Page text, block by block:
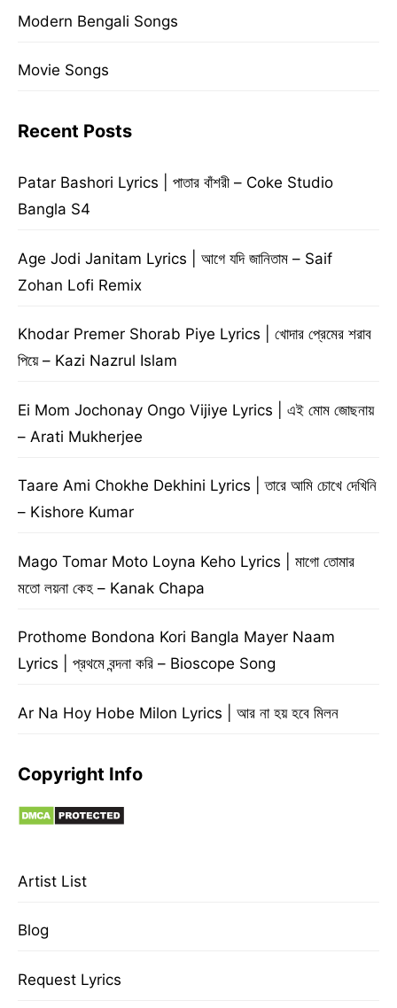
Modern Bengali Songs
Movie Songs
Recent Posts
Patar Bashori Lyrics | পাতার বাঁশরী – Coke Studio
Bangla S4
Age Jodi Janitam Lyrics | আগে যদি জানিতাম – Saif
Zohan Lofi Remix
Khodar Premer Shorab Piye Lyrics | খোদার প্রেমের শরাব
পিয়ে – Kazi Nazrul Islam
Ei Mom Jochonay Ongo Vijiye Lyrics | এই মোম জোছনায়
– Arati Mukherjee
Taare Ami Chokhe Dekhini Lyrics | তারে আমি চোখে দেখিনি
– Kishore Kumar
Mago Tomar Moto Loyna Keho Lyrics | মাগো তোমার
মতো লয়না কেহ – Kanak Chapa
Prothome Bondona Kori Bangla Mayer Naam
Lyrics | প্রথমে বন্দনা করি – Bioscope Song
Ar Na Hoy Hobe Milon Lyrics | আর না হয় হবে মিলন
Copyright Info
Artist List
Blog
Request Lyrics